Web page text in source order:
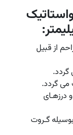
:
از قبیل
.
می گردد.
درزهـای
گـروت